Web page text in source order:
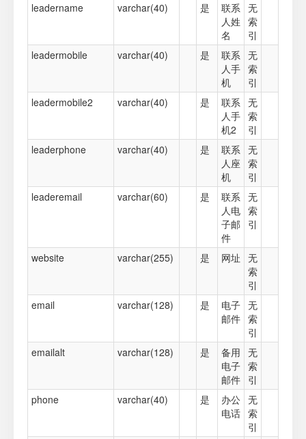
leadername
varchar(40) 是
联系
人姓
名
无
索
引
leadermobile
varchar(40) 是
联系
人手
机
无
索
引
leadermobile2
varchar(40) 是
联系
人手
机2
无
索
引
leaderphone
varchar(40) 是
联系
人座
机
无
索
引
leaderemail
varchar(60) 是
联系
人电
子邮
件
无
索
引
website varchar(255) 是 网址 无
索
引
email
varchar(128) 是
电子
邮件
无
索
引
emailalt
varchar(128) 是
备用
电子
邮件
无
索
引
phone
varchar(40) 是
办公
电话
无
索
引